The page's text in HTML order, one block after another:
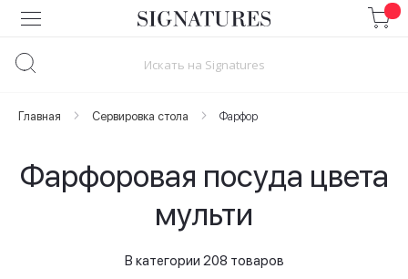
Skip
to
Главная Сервировка стола Фарфор
Фарфоровая посуда цвета
мульти
В категории 208 товаров